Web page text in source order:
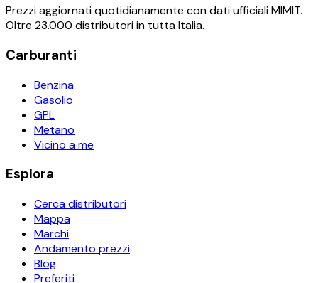
Prezzi aggiornati quotidianamente con dati ufficiali MIMIT.
Oltre 23.000 distributori in tutta Italia.
Carburanti
Benzina
Gasolio
GPL
Metano
Vicino a me
Esplora
Cerca distributori
Mappa
Marchi
Andamento prezzi
Blog
Preferiti